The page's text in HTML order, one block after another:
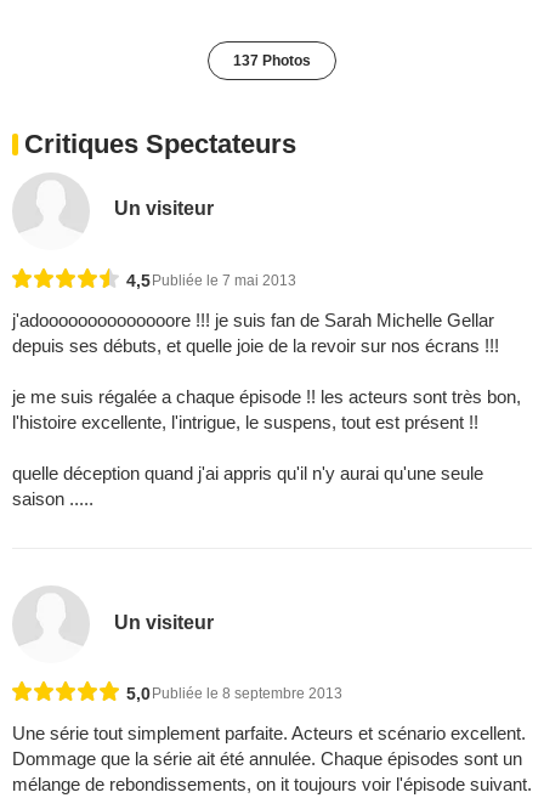
137 Photos
Critiques Spectateurs
Un visiteur
4,5 Publiée le 7 mai 2013
j'adoooooooooooooore !!! je suis fan de Sarah Michelle Gellar
depuis ses débuts, et quelle joie de la revoir sur nos écrans !!!
je me suis régalée a chaque épisode !! les acteurs sont très bon,
l'histoire excellente, l'intrigue, le suspens, tout est présent !!
quelle déception quand j'ai appris qu'il n'y aurai qu'une seule
saison .....
Un visiteur
5,0 Publiée le 8 septembre 2013
Une série tout simplement parfaite. Acteurs et scénario excellent.
Dommage que la série ait été annulée. Chaque épisodes sont un
mélange de rebondissements, on it toujours voir l'épisode suivant.